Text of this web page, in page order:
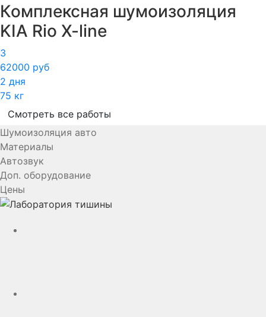
Комплексная шумоизоляция
KIA Rio X-line
3
62000 руб
2 дня
75 кг
Смотреть все работы
Шумоизоляция авто
Материалы
Автозвук
Доп. оборудование
Цены